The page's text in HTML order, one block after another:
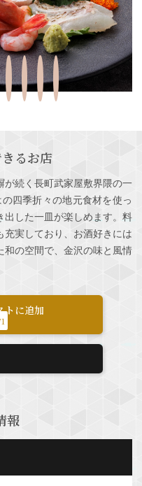
るお店
が続く長町武家屋敷界隈の一
四季折々の地元食材を使っ
出した一皿が楽しめます。料
実しており、お酒好きには
和の空間で、金沢の味と風情
トに追加
報